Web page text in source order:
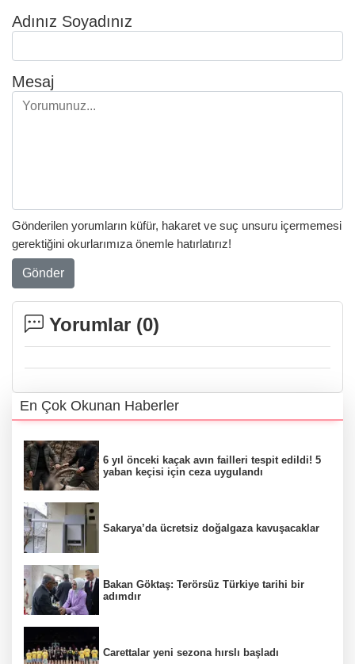
Adınız Soyadınız
Mesaj
Gönderilen yorumların küfür, hakaret ve suç unsuru içermemesi
gerektiğini okurlarımıza önemle hatırlatırız!
Gönder
Yorumlar (0)
En Çok Okunan Haberler
6 yıl önceki kaçak avın failleri tespit edildi! 5
yaban keçisi için ceza uygulandı
Sakarya’da ücretsiz doğalgaza kavuşacaklar
Bakan Göktaş: Terörsüz Türkiye tarihi bir
adımdır
Carettalar yeni sezona hırslı başladı